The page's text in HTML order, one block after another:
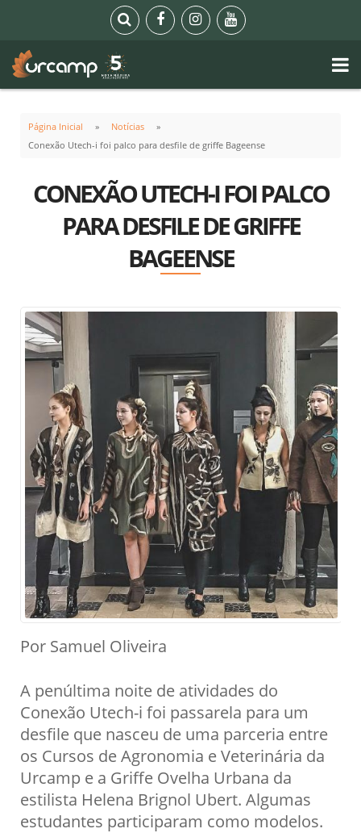
Página Inicial
Notícias
Conexão Utech-i foi palco para desfile de griffe Bageense
CONEXÃO UTECH-I FOI PALCO
PARA DESFILE DE GRIFFE
BAGEENSE
Por Samuel Oliveira
A penúltima noite de atividades do
Conexão Utech-i foi passarela para um
desfile que nasceu de uma parceria entre
os Cursos de Agronomia e Veterinária da
Urcamp e a Griffe Ovelha Urbana da
estilista Helena Brignol Ubert. Algumas
estudantes participaram como modelos.